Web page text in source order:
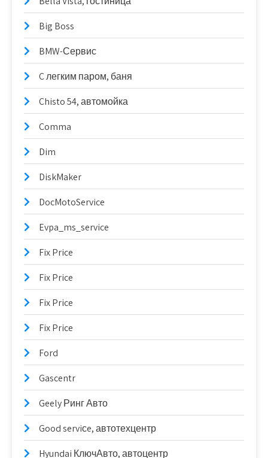
Big Boss
BMW-Сервис
C легким паром, баня
Chisto 54, автомойка
Comma
Dim
DiskMaker
DocMotoService
Evpa_ms_service
Fix Price
Fix Price
Fix Price
Fix Price
Ford
Gascentr
Geely Ринг Авто
Good serviсe, автотехцентр
Hyundai КлючАвто, автоцентр